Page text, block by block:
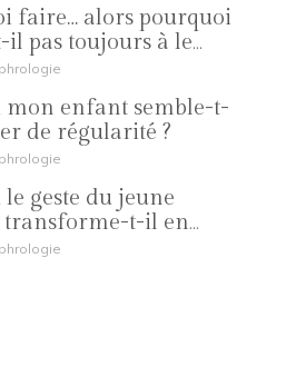
faire… alors pourquoi
il pas toujours à le
?
mon enfant semble-t-
de régularité ?
geste du jeune
transforme-t-il en
?